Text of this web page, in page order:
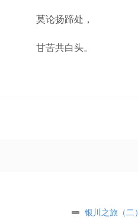
莫论扬蹄处，
甘苦共白头。
银川之旅（二）